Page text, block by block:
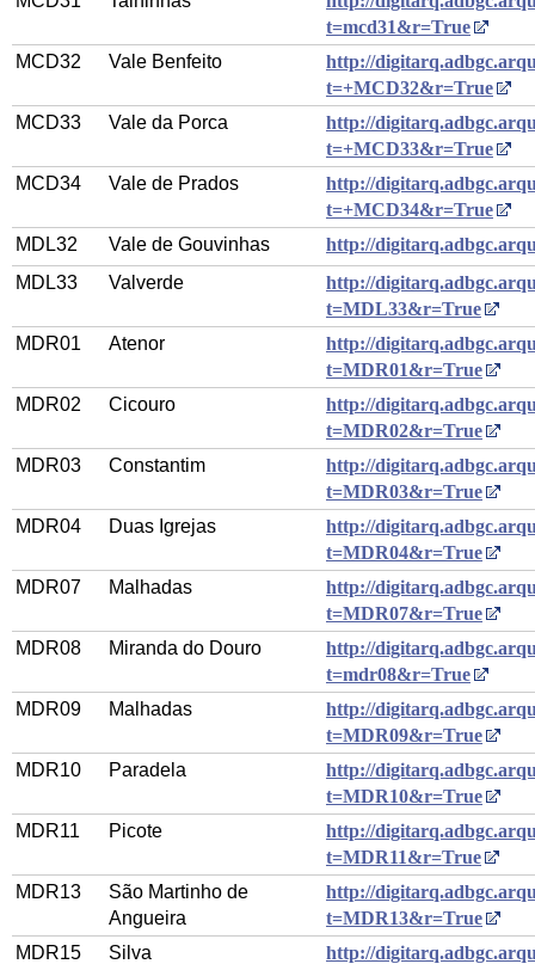
t=mcd31&r=True
MCD32
Vale Benfeito
http://
t=+MCD32&r=True
MCD33
Vale da Porca
http://
t=+MCD33&r=True
MCD34
Vale de Prados
http://
t=+MCD34&r=True
MDL32
Vale de Gouvinhas
http://
MDL33
Valverde
http://
t=MDL33&r=True
MDR01
Atenor
http://
t=MDR01&r=True
MDR02
Cicouro
http://
t=MDR02&r=True
MDR03
Constantim
http://
t=MDR03&r=True
MDR04
Duas Igrejas
http://
t=MDR04&r=True
MDR07
Malhadas
http://
t=MDR07&r=True
MDR08
Miranda do Douro
http://
t=mdr08&r=True
MDR09
Malhadas
http://
t=MDR09&r=True
MDR10
Paradela
http://
t=MDR10&r=True
MDR11
Picote
http://
t=MDR11&r=True
MDR13
São Martinho de
Angueira
http://
t=MDR13&r=True
MDR15
Silva
http://